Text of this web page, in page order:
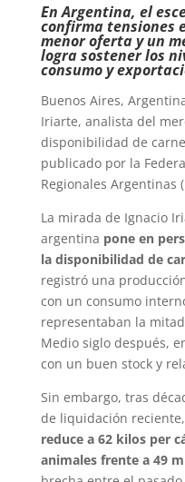
En Argentina, el
confirma tensiones
menor oferta y un
logra sostener los
consumo y
Buenos Aires,
Iriarte, analista del
disponibilidad de
publicado por la
Regionales Argentinas
La mirada de Ignacio
argentina pone en
la disponibilidad de
registró una
con un consumo
representaban la
Medio siglo después,
con un buen stock y
Sin embargo, tras
de liquidación reciente,
reduce a 62 kilos per
animales frente a 49